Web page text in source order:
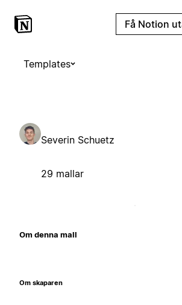
Få Notion
Templates
Severin Schuetz
29 mallar
Om denna mall
Om skaparen